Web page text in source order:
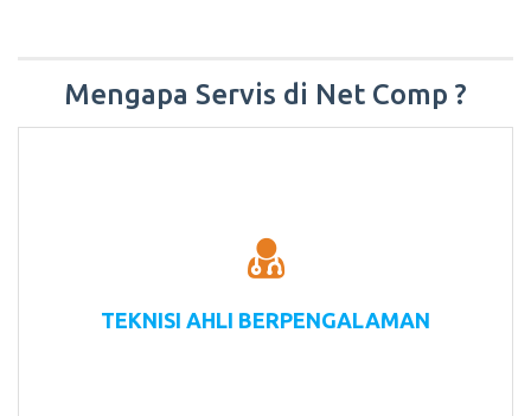
Mengapa Servis di Net Comp ?
TEKNISI AHLI BERPENGALAMAN